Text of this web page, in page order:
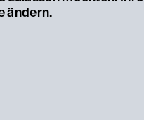
ändern.